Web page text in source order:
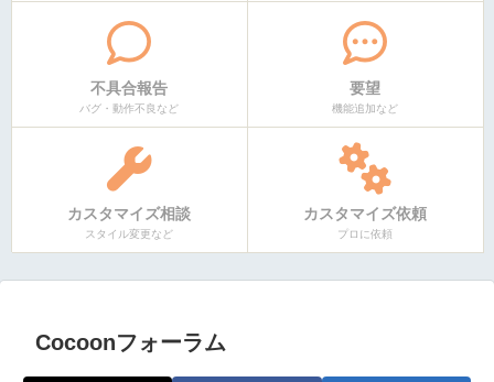
不具合報告
バグ・動作不良など
要望
機能追加など
カスタマイズ相談
スタイル変更など
カスタマイズ依頼
プロに依頼
Cocoonフォーラム